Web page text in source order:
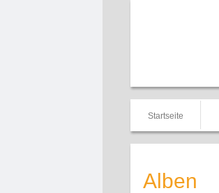
Startseite
Alben